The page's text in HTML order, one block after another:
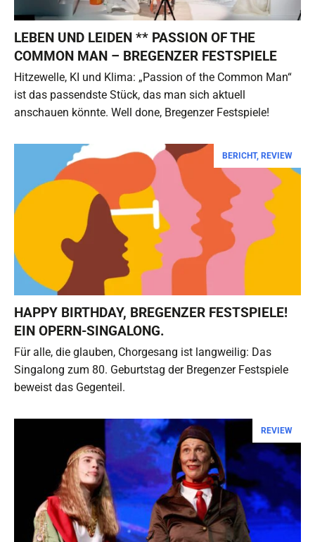
LEBEN UND LEIDEN ** PASSION OF THE
COMMON MAN – BREGENZER FESTSPIELE
Hitzewelle, KI und Klima: „Passion of the Common Man“
ist das passendste Stück, das man sich aktuell
anschauen könnte. Well done, Bregenzer Festspiele!
BERICHT, REVIEW
HAPPY BIRTHDAY, BREGENZER FESTSPIELE!
EIN OPERN-SINGALONG.
Für alle, die glauben, Chorgesang ist langweilig: Das
Singalong zum 80. Geburtstag der Bregenzer Festspiele
beweist das Gegenteil.
REVIEW